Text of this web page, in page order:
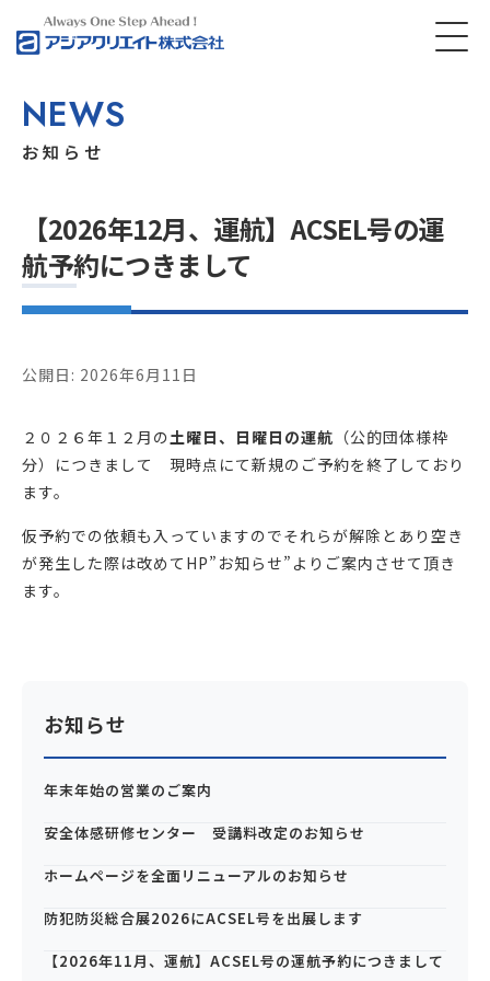
NEWS
お知らせ
お知らせ
年末年始の営業のご案内
安全体感研修センター 受講料改定のお知らせ
ホームページを全面リニューアルのお知らせ
防犯防災総合展2026にACSEL号を出展します
【2026年11月、運航】ACSEL号の運航予約につきまして
【2026年12月、運航】ACSEL号の運
航予約につきまして
公開日: 2026年6月11日
２０２６年１２月の土曜日、日曜日の運航 （公的団体様枠
分）につきまして 現時点にて新規のご予約を終了しており
ます。
仮予約での依頼も入っていますのでそれらが解除とあり空き
が発生した際は改めてHP”お知らせ”よりご案内させて頂き
ます。